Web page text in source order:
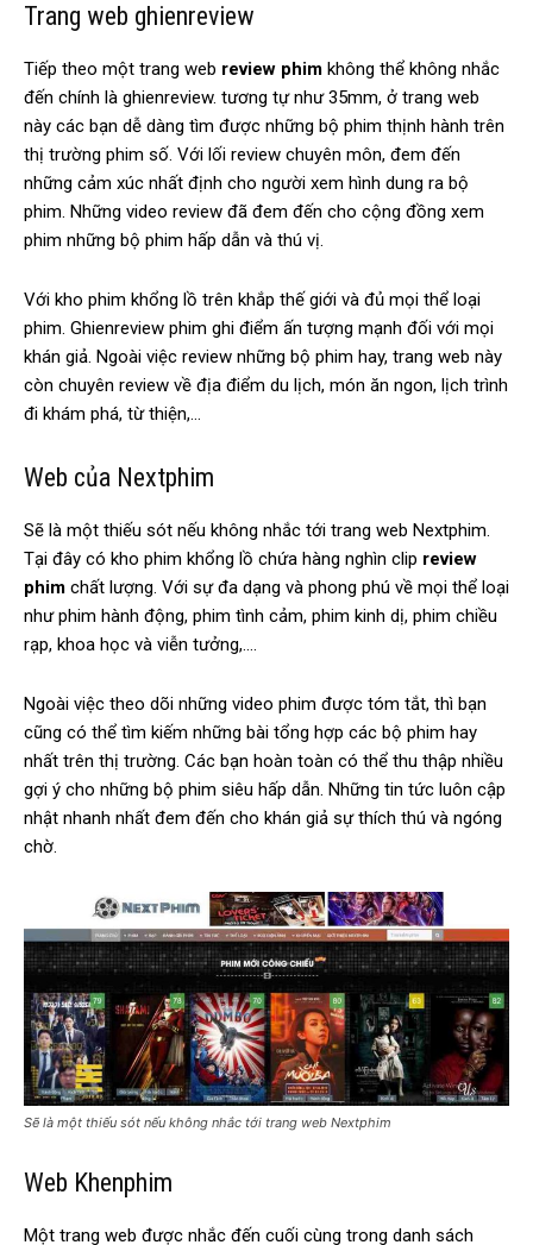
Trang web ghienreview
Tiếp theo một trang web review phim không thể không nhắc
đến chính là ghienreview. tương tự như 35mm, ở trang web
này các bạn dễ dàng tìm được những bộ phim thịnh hành trên
thị trường phim số. Với lối review chuyên môn, đem đến
những cảm xúc nhất định cho người xem hình dung ra bộ
phim. Những video review đã đem đến cho cộng đồng xem
phim những bộ phim hấp dẫn và thú vị.
Với kho phim khổng lồ trên khắp thế giới và đủ mọi thể loại
phim. Ghienreview phim ghi điểm ấn tượng mạnh đối với mọi
khán giả. Ngoài việc review những bộ phim hay, trang web này
còn chuyên review về địa điểm du lịch, món ăn ngon, lịch trình
đi khám phá, từ thiện,…
Web của Nextphim
Sẽ là một thiếu sót nếu không nhắc tới trang web Nextphim.
Tại đây có kho phim khổng lồ chứa hàng nghìn clip review
phim chất lượng. Với sự đa dạng và phong phú về mọi thể loại
như phim hành động, phim tình cảm, phim kinh dị, phim chiều
rạp, khoa học và viễn tưởng,….
Ngoài việc theo dõi những video phim được tóm tắt, thì bạn
cũng có thể tìm kiếm những bài tổng hợp các bộ phim hay
nhất trên thị trường. Các bạn hoàn toàn có thể thu thập nhiều
gợi ý cho những bộ phim siêu hấp dẫn. Những tin tức luôn cập
nhật nhanh nhất đem đến cho khán giả sự thích thú và ngóng
chờ.
Sẽ là một thiếu sót nếu không nhắc tới trang web Nextphim
Web Khenphim
Một trang web được nhắc đến cuối cùng trong danh sách